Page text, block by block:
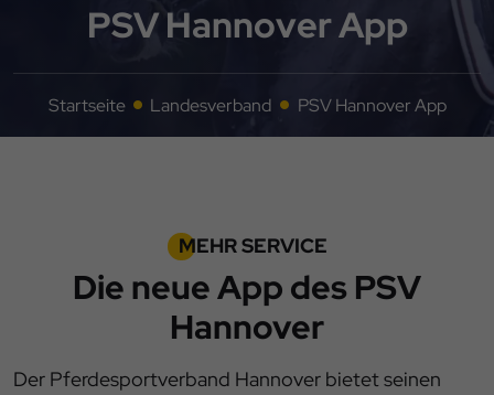
PSV Hannover App
Startseite Landesverband PSV Hannover App
MEHR SERVICE
Die neue App des PSV
Hannover
Der Pferdesportverband Hannover bietet seinen